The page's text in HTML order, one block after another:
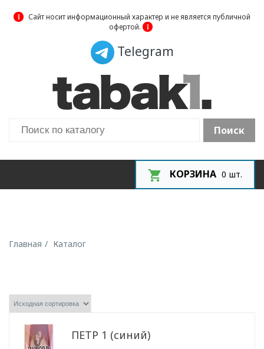
❕
Сайт носит информационный характер и не является публичной
офертой.
❕
Поиск
Telegram
КОРЗИНА 0 шт.
Главная Каталог
ПЕТР 1 (синий)